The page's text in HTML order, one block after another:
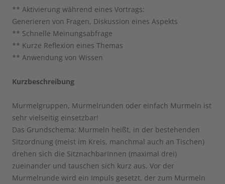
** Aktivierung während eines Vortrags:
Generieren von Fragen, Diskussion eines Aspekts
** Schnelle Meinungsabfrage
** Kurze Reflexion eines Themas
** Anwendung von Wissen
Kurzbeschreibung
Murmelgruppen, Murmelrunden oder einfach Murmeln ist
sehr vielseitig einsetzbar!
Das Grundschema: Murmeln heißt, in der bestehenden
Sitzordnung (meist im Kreis, manchmal auch an Tischen)
drehen sich die SitznachbarInnen (maximal drei)
zueinander und tauschen sich kurz aus. Vor der
Murmelrunde wird ein Impuls gesetzt, der zum Murmeln